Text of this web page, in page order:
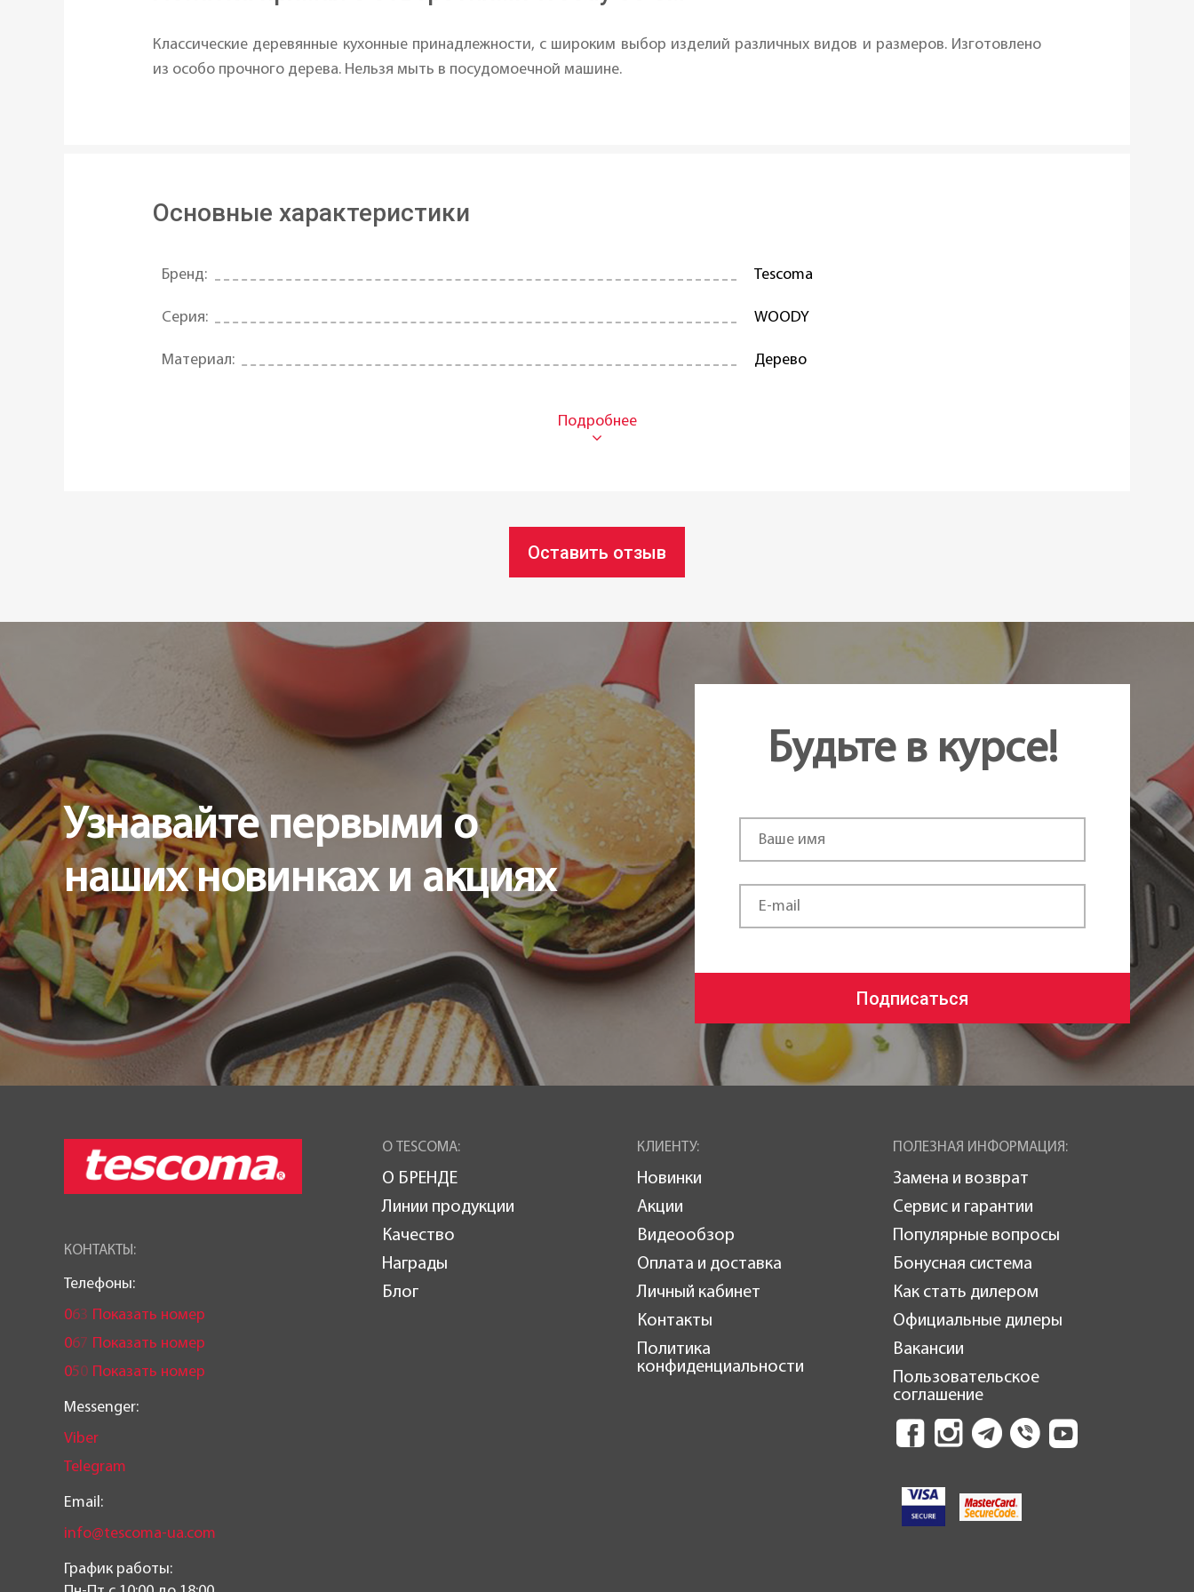
Классические деревянные кухонные принадлежности, с широким выбор изделий различных видов и размеров. Изготовлено
из особо прочного дерева. Нельзя мыть в посудомоечной машине.
Основные характеристики
Бренд: Tescoma
Серия: WOODY
Материал: Дерево
Оставить отзыв
Узнавайте первыми о
наших новинках и акциях
Будьте в курсе!
Подписаться
КОНТАКТЫ:
Телефоны:
063 Показать номер
067 Показать номер
050 Показать номер
Messenger:
Viber
Telegram
Email:
info@tescoma-ua.com
График работы:
О TESCOMA:
О БРЕНДЕ
Линии продукции
Качество
Награды
Блог
КЛИЕНТУ:
Новинки
Акции
Видеообзор
Оплата и доставка
Личный кабинет
Контакты
Политика
конфиденциальности
ПОЛЕЗНАЯ ИНФОРМАЦИЯ:
Замена и возврат
Сервис и гарантии
Популярные вопросы
Бонусная система
Как стать дилером
Официальные дилеры
Вакансии
Пользовательское
соглашение